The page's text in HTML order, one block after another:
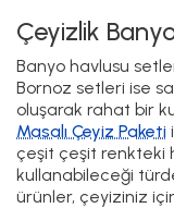
Çeyizlik
Banyo havlusu
Bornoz setleri ise
oluşarak rahat bir
Masalı Çeyiz Paketi
çeşit çeşit renkteki
kullanabileceği
ürünler, çeyiziniz